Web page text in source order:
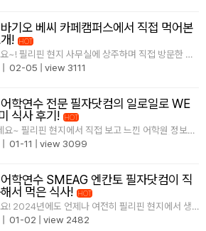
기오 베씨 카페캠퍼스에서 직접 먹어본
! HOT
며 직접 방문한 어
닷컴은 바기02-05 view 3111
학연수 전문 필자닷컴의 일로일로 WE
식사 후기! HOT
닷컴입니다! 일로일로 어학연수 전문 WE
관심있으신 분들을 위해 위 아카데미에서의
01-11 view 3099
학연수 SMEAG 엔칸토 필자닷컴이 직
서 먹은 식사! HOT
지에서 생
자닷컴입니다 ㅎㅎ 세부에 위치한
칸토 캠퍼스! 가족연수로도 유명한 곳이죠
01-02 view 2482